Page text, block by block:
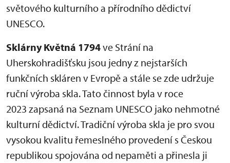
světového kulturního a přírodního dědictví
UNESCO.
Sklárny Květná 1794ve Strání na
Uherskohradišťsku jsou jedny z nejstarších
funkčních skláren v Evropě a stále se zde udržuje
ruční výroba skla. Tato činnost byla v roce
2023 zapsaná na Seznam UNESCO jako nehmotné
kulturní dědictví. Tradiční výroba skla je pro svou
vysokou kvalitu řemeslného provedení s Českou
republikou spojována od nepaměti a přinesla ji